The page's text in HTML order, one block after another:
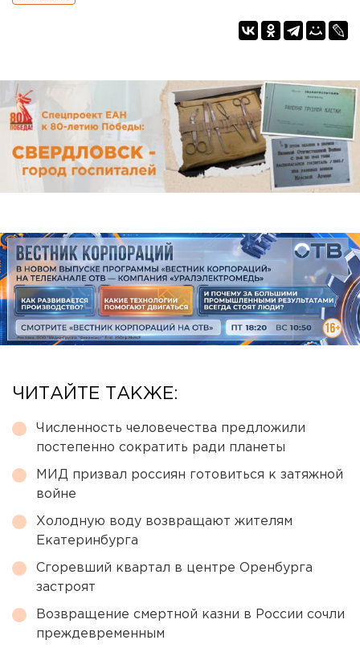
ЧИТАЙТЕ ТАКЖЕ:
Численность человечества предложили
постепенно сократить ради планеты
МИД призвал россиян готовиться к затяжной
войне
Холодную воду возвращают жителям
Екатеринбурга
Сгоревший квартал в центре Оренбурга
застроят
Возвращение смертной казни в России сочли
преждевременным